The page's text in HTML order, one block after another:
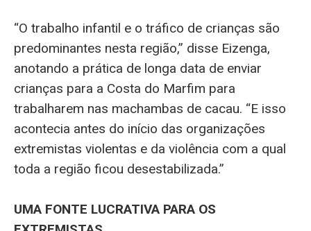
“O trabalho infantil e o tráfico de crianças são
predominantes nesta região,” disse Eizenga,
anotando a prática de longa data de enviar
crianças para a Costa do Marfim para
trabalharem nas machambas de cacau. “E isso
acontecia antes do início das organizações
extremistas violentas e da violência com a qual
toda a região ficou desestabilizada.”
UMA FONTE LUCRATIVA PARA OS